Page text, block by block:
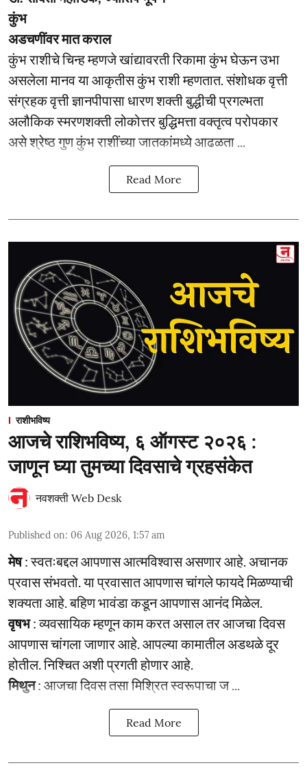
कुंभ
अडचणींवर मात कराल
कुंभ राशीचे चिन्ह म्हणजे खांद्यावरती रिकामा कुंभ घेऊन उभा
असलेला मानव या आकृतीस कुंभ राशी म्हणतात. संशोधक वृत्ती
संग्रहक वृत्ती ज्ञानपीपासा धारण शक्ती बुद्धीची प्रगल्भता
अलौकिक स्मरणशक्ती लोकोत्तर बुद्धिमत्ता वक्तृत्व परोपकार
असे श्रेष्ठ गुण कुंभ राशींच्या जातकांमध्ये आढळता ...
Read More
राशीभविष्य
आजचे राशिभविष्य, ६ ऑगस्ट २०२६ :
जाणून घ्या तुमच्या दिवसाचे ग्रहसंकेत
नवशक्ती Web Desk
Published on: 06 Aug 2026, 1:57 am
मेष: स्वतःबद्दल आपणास आत्मविश्वास असणार आहे. अचानक
प्रवास संभवतो. या प्रवासात आपणास चांगले फायदे मिळण्याची
शक्यता आहे. बहिण भावंडा कडून आपणास आनंद मिळेल.
वृषभ: व्यवसायिक म्हणून काम करत असाल तर आजचा दिवस
आपणास चांगला जाणार आहे. आपल्या कामातील अडथळे दूर
होतील. निश्चित अशी प्रगती होणार आहे.
मिथुन: आजचा दिवस तसा मिश्रित स्वरूपाचा ज ...
Read More